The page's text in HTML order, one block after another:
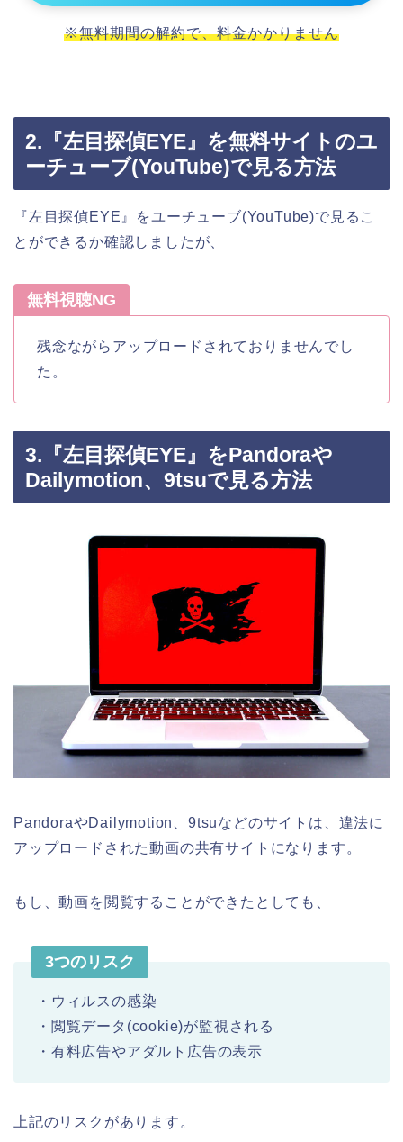
※無料期間の解約で、料金かかりません
2.『左目探偵EYE』を無料サイトのユ
ーチューブ(YouTube)で見る方法
『左目探偵EYE』をユーチューブ(YouTube)で見るこ
とができるか確認しましたが、
無料視聴NG
残念ながらアップロードされておりませんでし
た。
3.『左目探偵EYE』をPandoraや
Dailymotion、9tsuで見る方法
PandoraやDailymotion、9tsuなどのサイトは、違法に
アップロードされた動画の共有サイトになります。
もし、動画を閲覧することができたとしても、
3つのリスク
・ウィルスの感染
・閲覧データ(cookie)が監視される
・有料広告やアダルト広告の表示
上記のリスクがあります。